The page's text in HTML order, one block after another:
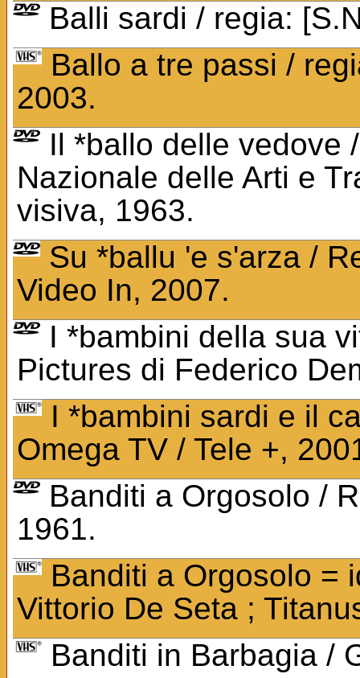
Balli sardi / regia:
Ballo a tre passi /
2003.
Il *ballo delle vedove
Nazionale delle Arti e
visiva, 1963.
Su *ballu 'e s'arza /
Video In, 2007.
I *bambini della sua
Pictures di Federico
I *bambini sardi e il
Omega TV / Tele +,
Banditi a Orgosolo /
1961.
Banditi a Orgosolo =
Vittorio De Seta ;
Banditi in Barbagia /